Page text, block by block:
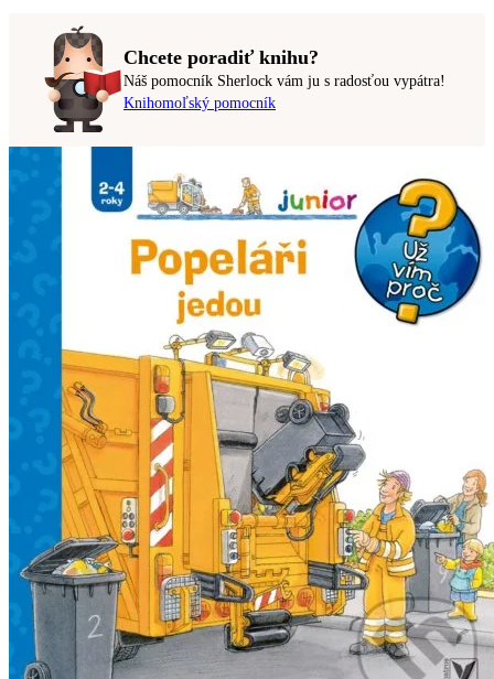
Chcete poradiť knihu?
Náš pomocník Sherlock vám ju s radosťou vypátra!
Knihomoľský pomocník